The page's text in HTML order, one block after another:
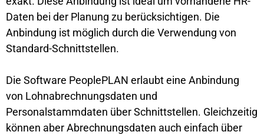
Daten bei der Planung zu berücksichtigen. Die
Anbindung ist möglich durch die Verwendung von
Standard-Schnittstellen.
Die Software PeoplePLAN erlaubt eine Anbindung
von Lohnabrechnungsdaten und
Personalstammdaten über Schnittstellen. Gleichzeitig
können aber Abrechnungsdaten auch einfach über